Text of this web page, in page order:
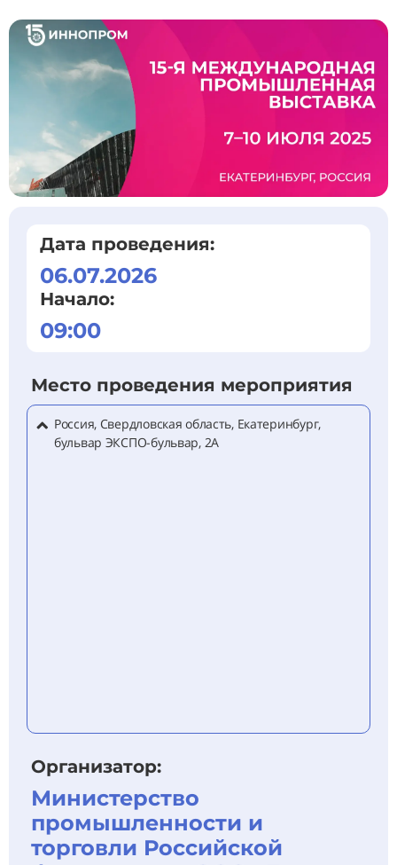
Дата проведения:
06.07.2026
Начало:
09:00
Место проведения мероприятия
Россия, Свердловская область, Екатеринбург,
бульвар ЭКСПО-бульвар, 2А
Организатор:
Министерство
промышленности и
торговли Российской